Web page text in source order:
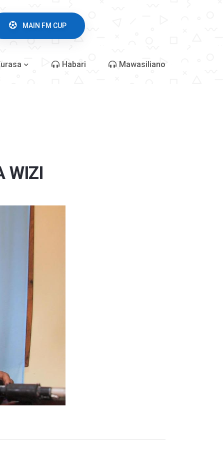
MAIN FM CUP
Habari Mawasiliano
WIZI